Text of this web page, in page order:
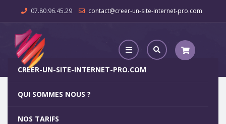
07.80.96.45.29 contact@creer-un-site-internet-pro.com
CREER-UN-SITE-INTERNET-PRO.COM
QUI SOMMES NOUS ?
NOS TARIFS
Agence Web Mallemort